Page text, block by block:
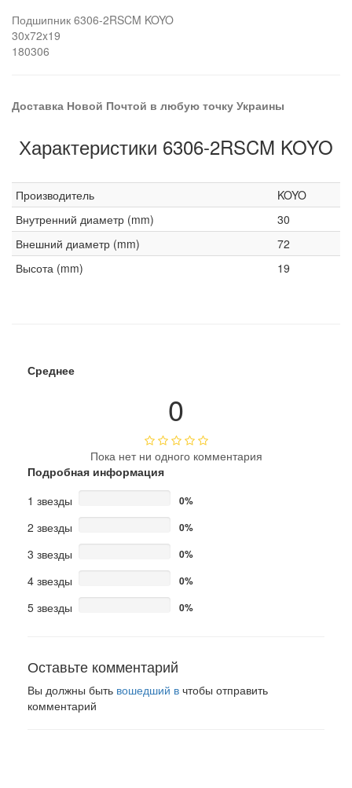
Подшипник 6306-2RSCM KOYO
30x72x19
180306
Доставка Новой Почтой в любую точку Украины
Характеристики 6306-2RSCM KOYO
Производитель
KOYO
Внутренний диаметр (mm)
30
Внешний диаметр (mm)
72
Высота (mm)
19
Среднее
0
Пока нет ни одного комментария
Подробная информация
1 звезды
0%
2 звезды 0%
3 звезды 0%
4 звезды 0%
5 звезды 0%
Оставьте комментарий
Вы должны быть вошедший в чтобы отправить
комментарий